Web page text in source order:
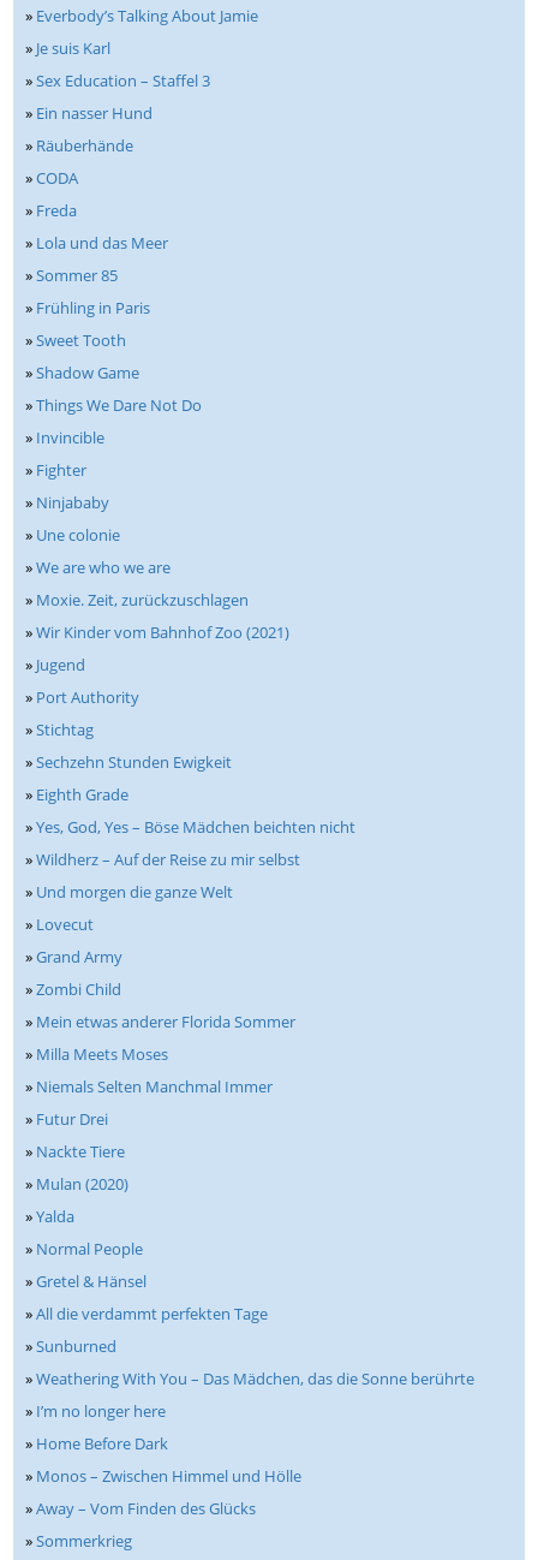
» Everbody’s Talking About Jamie
» Je suis Karl
»Sex Education – Staffel 3
» Ein nasser Hund
» Räuberhände
»CODA
» Freda
» Lola und das Meer
»Sommer 85
» Frühling in Paris
»Sweet Tooth
»Shadow Game
»Things We Dare Not Do
» Invincible
» Fighter
» Ninjababy
» Une colonie
»We are who we are
» Moxie. Zeit, zurückzuschlagen
»Wir Kinder vom Bahnhof Zoo (2021)
» Jugend
» Port Authority
»Stichtag
»Sechzehn Stunden Ewigkeit
» Eighth Grade
»Yes, God, Yes – Böse Mädchen beichten nicht
»Wildherz – Auf der Reise zu mir selbst
» Und morgen die ganze Welt
» Lovecut
»Grand Army
»Zombi Child
» Mein etwas anderer Florida Sommer
» Milla Meets Moses
» Niemals Selten Manchmal Immer
» Futur Drei
» Nackte Tiere
» Mulan (2020)
»Yalda
» Normal People
»Gretel & Hänsel
»All die verdammt perfekten Tage
»Sunburned
»Weathering With You – Das Mädchen, das die Sonne berührte
» I’m no longer here
» Home Before Dark
» Monos – Zwischen Himmel und Hölle
»Away – Vom Finden des Glücks
»Sommerkrieg